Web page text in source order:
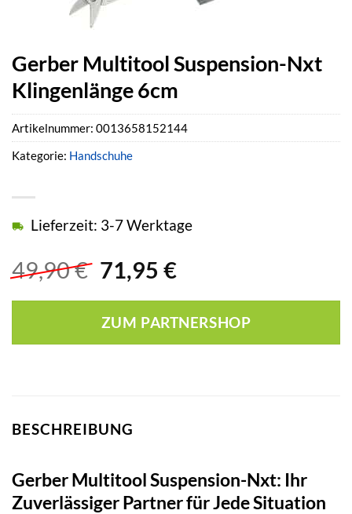
Gerber Multitool Suspension-Nxt
Klingenlänge 6cm
49,90€ Ursprünglicher
war:
49,90 €
71,95 €Aktueller
ist:
71,95 €.
Lieferzeit: 3-7 Werktage
ZUM PARTNERSHOP
Artikelnummer: 0013658152144
Kategorie: Handschuhe
BESCHREIBUNG
Gerber Multitool Suspension-Nxt: Ihr
Zuverlässiger Partner für Jede Situation